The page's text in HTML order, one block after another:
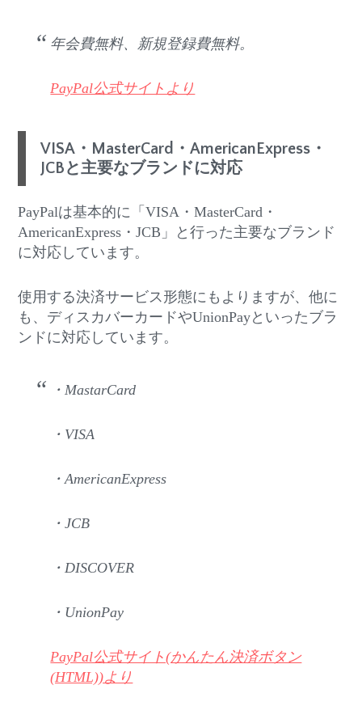
年会費無料、新規登録費無料。
PayPal公式サイトより
VISA・MasterCard・AmericanExpress・
JCBと主要なブランドに対応
PayPalは基本的に「VISA・MasterCard・
AmericanExpress・JCB」と行った主要なブランド
に対応しています。
使用する決済サービス形態にもよりますが、他に
も、ディスカバーカードやUnionPayといったブラ
ンドに対応しています。
・MastarCard
・VISA
・AmericanExpress
・JCB
・DISCOVER
・UnionPay
PayPal公式サイト(かんたん決済ボタン
(HTML))より